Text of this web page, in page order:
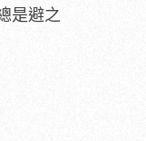
是避之